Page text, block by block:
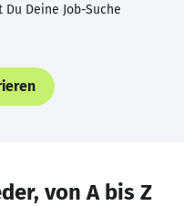
Deine Job-Suche
von A bis Z